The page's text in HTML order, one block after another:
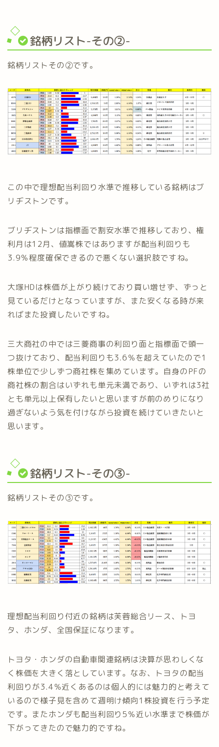
銘柄リスト-その②-
銘柄リストその②です。
この中で理想配当利回り水準で推移している銘柄はブ
リヂストンです。
ブリヂストンは指標面で割安水準で推移しており、権
利月は12月、値嵩株ではありますが配当利回りも
3.9％程度確保できるので悪くない選択肢ですね。
大塚HDは株価が上がり続けており買い増せず、ずっと
見ているだけとなっていますが、また安くなる時が来
ればまた投資したいですね。
三大商社の中では三菱商事の利回り面と指標面で頭一
つ抜けており、配当利回りも3.6％を超えていたので1
株単位で少しずつ商社株を集めています。自身のPFの
商社株の割合はいずれも単元未満であり、いずれは3社
とも単元以上保有したいと思いますが前のめりになり
過ぎないよう気を付けながら投資を続けていきたいと
思います。
銘柄リスト-その③-
銘柄リストその③です。
理想配当利回り付近の銘柄は芙蓉総合リース、トヨ
タ、ホンダ、全国保証になります。
トヨタ・ホンダの自動車関連銘柄は決算が思わしくな
く株価を大きく落としています。なお、トヨタの配当
利回りが3.4％近くあるのは個人的には魅力的と考えて
いるので様子見を含めて週明け傾向1株投資を行う予定
です。またホンダも配当利回り5％近い水準まで株価が
下がってきたので魅力的ですね。